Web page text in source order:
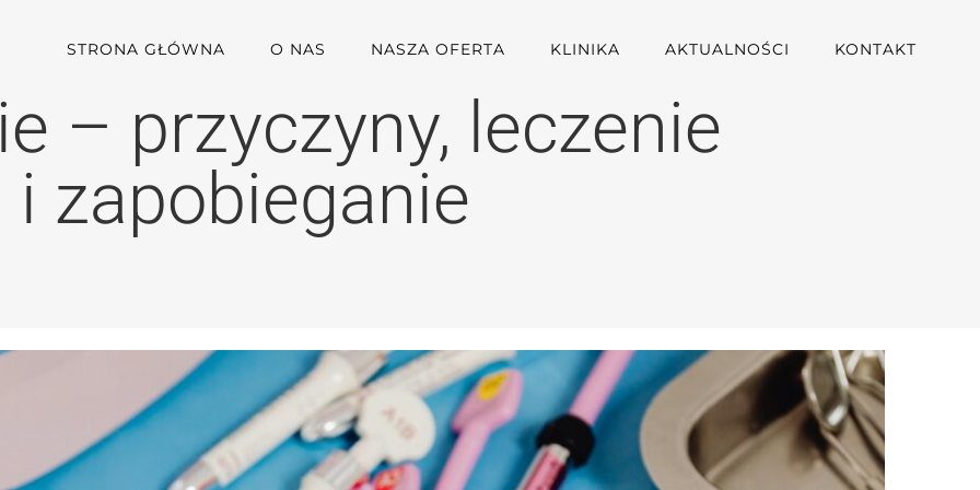
STRONA GŁÓWNA O NAS NASZA OFERTA KLINIKA AKTUALNOŚCI KONTAKT
– przyczyny, leczenie
i zapobieganie